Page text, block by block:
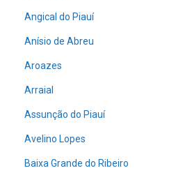
Angical do Piauí
Anísio de Abreu
Aroazes
Arraial
Assunção do Piauí
Avelino Lopes
Baixa Grande do Ribeiro